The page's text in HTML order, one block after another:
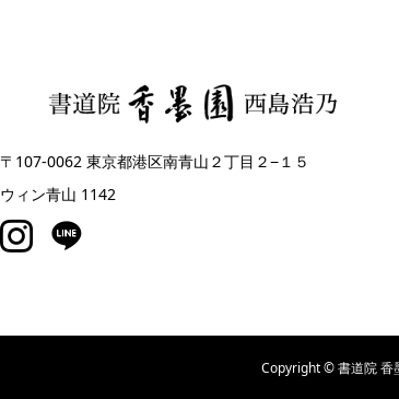
〒107-0062 東京都港区南青山２丁目２−１５
ウィン青山 1142
Copyright © 書道院 香